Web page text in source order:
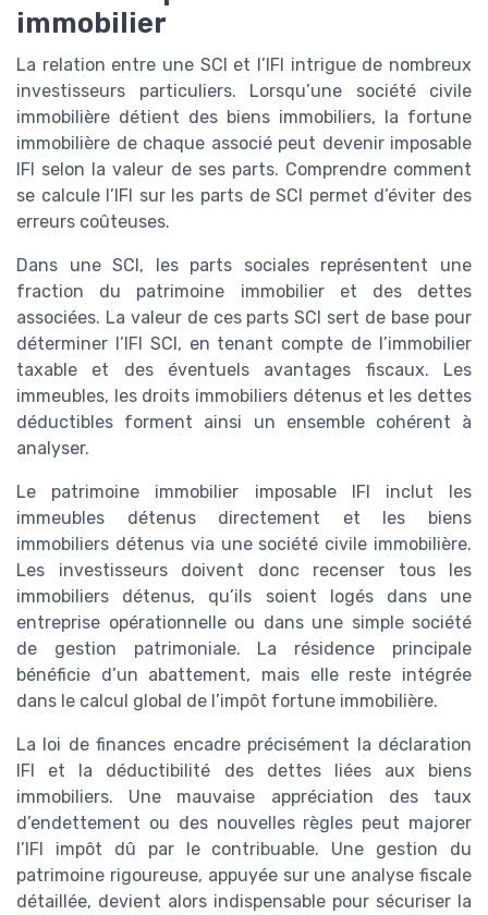
immobilier
La relation entre une SCI et l’IFI intrigue de nombreux
investisseurs particuliers. Lorsqu’une société civile
immobilière détient des biens immobiliers, la fortune
immobilière de chaque associé peut devenir imposable
IFI selon la valeur de ses parts. Comprendre comment
se calcule l’IFI sur les parts de SCI permet d’éviter des
erreurs coûteuses.
Dans une SCI, les parts sociales représentent une
fraction du patrimoine immobilier et des dettes
associées. La valeur de ces parts SCI sert de base pour
déterminer l’IFI SCI, en tenant compte de l’immobilier
taxable et des éventuels avantages fiscaux. Les
immeubles, les droits immobiliers détenus et les dettes
déductibles forment ainsi un ensemble cohérent à
analyser.
Le patrimoine immobilier imposable IFI inclut les
immeubles détenus directement et les biens
immobiliers détenus via une société civile immobilière.
Les investisseurs doivent donc recenser tous les
immobiliers détenus, qu’ils soient logés dans une
entreprise opérationnelle ou dans une simple société
de gestion patrimoniale. La résidence principale
bénéficie d’un abattement, mais elle reste intégrée
dans le calcul global de l’impôt fortune immobilière.
La loi de finances encadre précisément la déclaration
IFI et la déductibilité des dettes liées aux biens
immobiliers. Une mauvaise appréciation des taux
d’endettement ou des nouvelles règles peut majorer
l’IFI impôt dû par le contribuable. Une gestion du
patrimoine rigoureuse, appuyée sur une analyse fiscale
détaillée, devient alors indispensable pour sécuriser la